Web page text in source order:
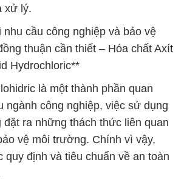
xử lý.
cầu công nghiệp và bảo vệ
thuận cần thiết – Hóa chất Axít
Hydrochloric**
là một thành phần quan
ngành công nghiệp, việc sử dụng
đặt ra những thách thức liên quan
vệ môi trường. Chính vì vậy,
quy định và tiêu chuẩn về an toàn